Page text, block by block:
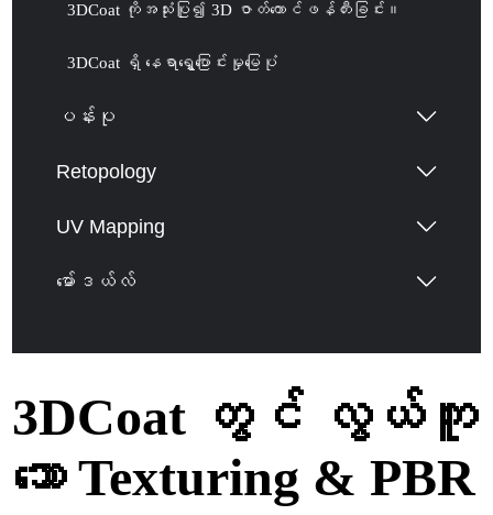
3DCoat ကိုအသုံးပြု၍ 3D ဇာတ်ကောင်ဖန်တီးခြင်း။
3DCoat ရှိ နေရာရွှေ့ပြောင်းမှုမြေပုံ
ပန်းပု
Retopology
UV Mapping
မော်ဒယ်လ်
3DCoat တွင် လွယ်ကူ
သော Texturing & PBR